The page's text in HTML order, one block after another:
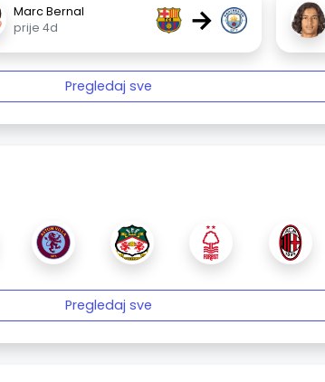
Marc Bernal
prije 4d
→
Pregledaj sve
Pregledaj sve